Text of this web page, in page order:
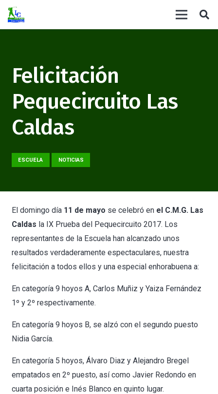
Felicitación
Pequecircuito Las
Caldas
ESCUELA NOTICIAS
El domingo día 11 de mayo se celebró en el C.M.G. Las
Caldas la IX Prueba del Pequecircuito 2017. Los
representantes de la Escuela han alcanzado unos
resultados verdaderamente espectaculares, nuestra
felicitación a todos ellos y una especial enhorabuena a:
En categoría 9 hoyos A, Carlos Muñiz y Yaiza Fernández
1º y 2º respectivamente.
En categoría 9 hoyos B, se alzó con el segundo puesto
Nidia García.
En categoría 5 hoyos, Álvaro Diaz y Alejandro Bregel
empatados en 2º puesto, así como Javier Redondo en
cuarta posición e Inés Blanco en quinto lugar.